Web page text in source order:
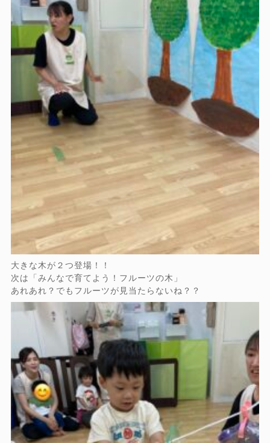
大きな木が２つ登場！！
次は「みんなで育てよう！フルーツの木」
あれあれ？でもフルーツが見当たらないね？？